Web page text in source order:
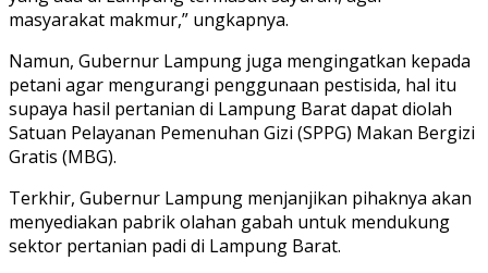
masyarakat makmur,” ungkapnya.
Namun, Gubernur Lampung juga mengingatkan kepada
petani agar mengurangi penggunaan pestisida, hal itu
supaya hasil pertanian di Lampung Barat dapat diolah
Satuan Pelayanan Pemenuhan Gizi (SPPG) Makan Bergizi
Gratis (MBG).
Terkhir, Gubernur Lampung menjanjikan pihaknya akan
menyediakan pabrik olahan gabah untuk mendukung
sektor pertanian padi di Lampung Barat.